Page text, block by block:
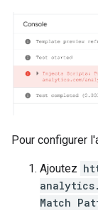
Pour configurer
Ajoutez
Match